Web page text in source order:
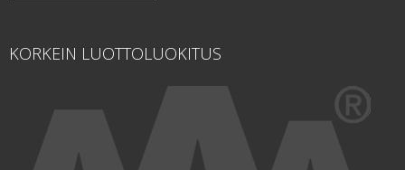
KORKEIN LUOTTOLUOKITUS